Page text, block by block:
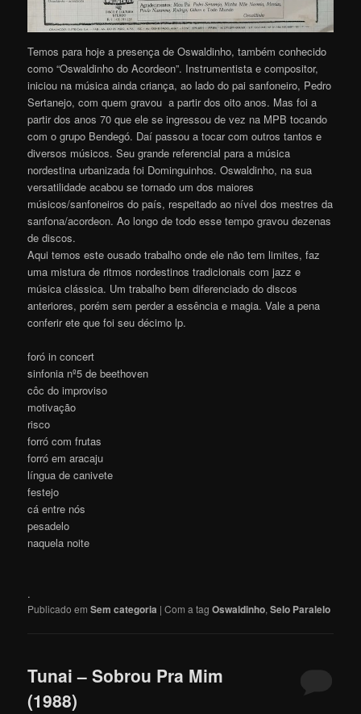
Temos para hoje a presença de Oswaldinho, também conhecido
como “Oswaldinho do Acordeon”. Instrumentista e compositor,
iniciou na música ainda criança, ao lado do pai sanfoneiro, Pedro
Sertanejo, com quem gravou a partir dos oito anos. Mas foi a
partir dos anos 70 que ele se ingressou de vez na MPB tocando
com o grupo Bendegó. Daí passou a tocar com outros tantos e
diversos músicos. Seu grande referencial para a música
nordestina urbanizada foi Dominguinhos. Oswaldinho, na sua
versatilidade acabou se tornado um dos maiores
músicos/sanfoneiros do país, respeitado ao nível dos mestres da
sanfona/acordeon. Ao longo de todo esse tempo gravou dezenas
de discos.
Aqui temos este ousado trabalho onde ele não tem limites, faz
uma mistura de ritmos nordestinos tradicionais com jazz e
música clássica. Um trabalho bem diferenciado do discos
anteriores, porém sem perder a essência e magia. Vale a pena
conferir ete que foi seu décimo lp.
foró in concert
sinfonia nº5 de beethoven
côc do improviso
motivação
risco
forró com frutas
forró em aracaju
língua de canivete
festejo
cá entre nós
pesadelo
naquela noite
.
Publicado em Sem categoria |Com a tagOswaldinho,Selo Paralelo
Tunai – Sobrou Pra Mim
(1988)